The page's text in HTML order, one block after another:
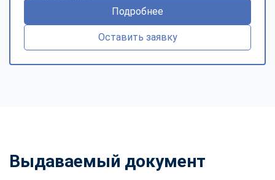
Подробнее
Оставить заявку
Выдаваемый документ